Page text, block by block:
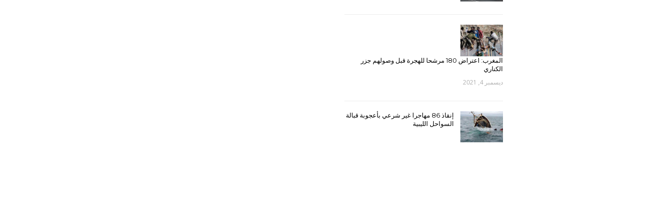
المغرب: اعتراض 180 مرشحا للهجرة قبل وصولهم جزر
الكناري
ديسمبر 4, 2021
إنقاذ 86 مهاجرا غير شرعي بأعجوبة قبالة
السواحل الليبية